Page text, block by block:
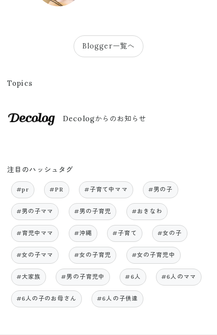
Blogger一覧へ
Topics
Decologからのお知らせ
注目のハッシュタグ
#pr #PR #子育て中ママ #男の子
#男の子ママ #男の子育児 #おきなわ
#育児中ママ #沖縄 #子育て #女の子
#女の子ママ #女の子育児 #女の子育児中
#大家族 #男の子育児中 #6人 #6人のママ
#6人の子のお母さん #6人の子供達